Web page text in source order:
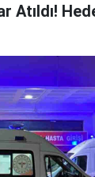
Atıldı!